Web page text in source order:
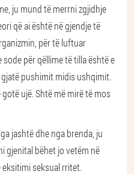
ju mund të merrni zgjidhje
që ai është në gjendje të
për të luftuar
për qëllime të tilla është e
pushimit midis ushqimit.
ujë. Shtë më mirë të mos
jashtë dhe nga brenda, ju
gjenital bëhet jo vetëm në
seksual rritet.